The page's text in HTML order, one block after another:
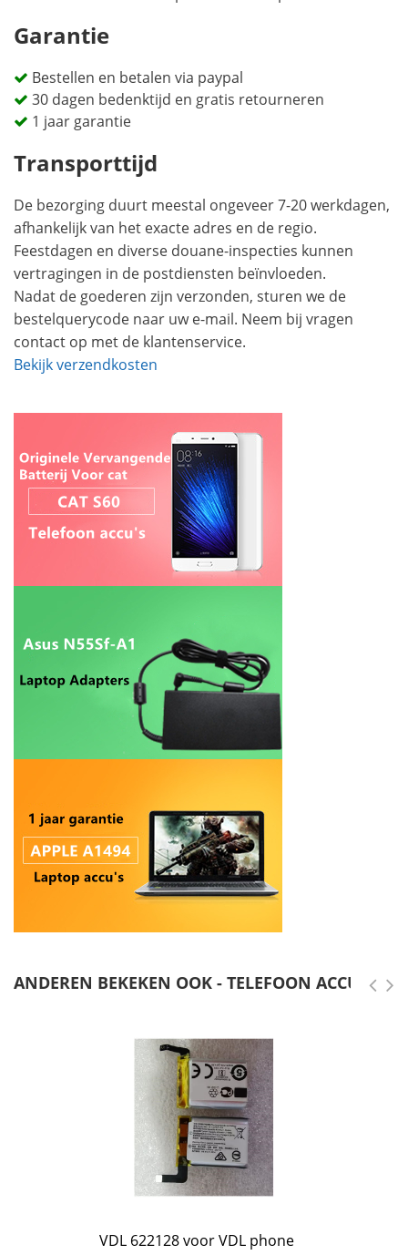
Garantie
Bestellen en betalen via paypal
30 dagen bedenktijd en gratis retourneren
1 jaar garantie
Transporttijd
De bezorging duurt meestal ongeveer 7-20 werkdagen,
afhankelijk van het exacte adres en de regio.
Feestdagen en diverse douane-inspecties kunnen
vertragingen in de postdiensten beïnvloeden.
Nadat de goederen zijn verzonden, sturen we de
bestelquerycode naar uw e-mail. Neem bij vragen
contact op met de klantenservice.
Bekijk verzendkosten
ANDEREN BEKEKEN OOK - TELEFOON ACCU'S
VDL 622128 voor VDL phone